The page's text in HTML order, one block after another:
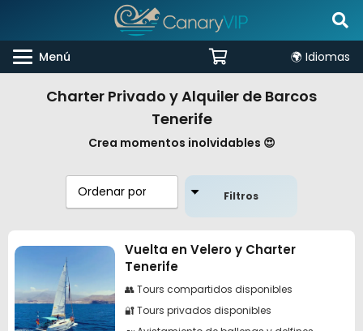
Menú 🌍 Idiomas
Charter Privado y Alquiler de Barcos
Tenerife
Crea momentos inolvidables 😍
Filtros
Vuelta en Velero y Charter
Tenerife
👥 Tours compartidos disponibles
🔐 Tours privados disponibles